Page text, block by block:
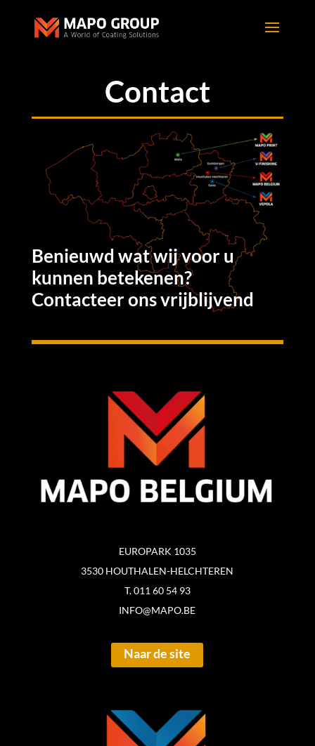
Contact
Benieuwd wat wij voor u
kunnen betekenen?
Contacteer ons vrijblijvend
EUROPARK 1035
3530 HOUTHALEN-HELCHTEREN
T. 011 60 54 93
INFO@MAPO.BE
Naar de site